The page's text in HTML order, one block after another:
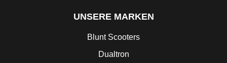
UNSERE MARKEN
Blunt Scooters
Dualtron